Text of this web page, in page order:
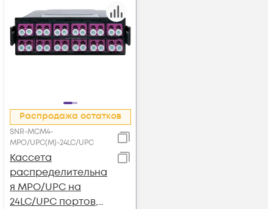
Распродажа остатков
SNR-MCM4-
MPO/UPC(M)-24LC/UPC
Кассета
распределительна
я MPO/UPC на
24LC/UPC портов,